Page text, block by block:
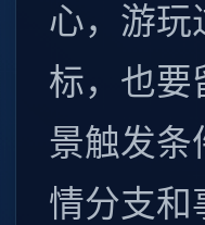
心，游玩
标，也要
景触发条
情分支和